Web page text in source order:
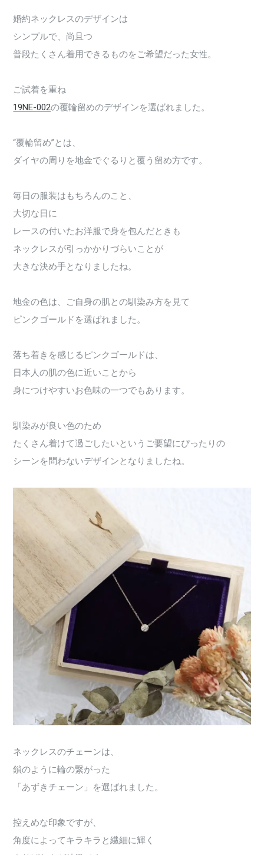
婚約ネックレスのデザインは
シンプルで、尚且つ
普段たくさん着用できるものをご希望だった女性。
ご試着を重ね
19NE-002の覆輪留めのデザインを選ばれました。
“覆輪留め”とは、
ダイヤの周りを地金でぐるりと覆う留め方です。
毎日の服装はもちろんのこと、
大切な日に
レースの付いたお洋服で身を包んだときも
ネックレスが引っかかりづらいことが
大きな決め手となりましたね。
地金の色は、ご自身の肌との馴染み方を見て
ピンクゴールドを選ばれました。
落ち着きを感じるピンクゴールドは、
日本人の肌の色に近いことから
身につけやすいお色味の一つでもあります。
馴染みが良い色のため
たくさん着けて過ごしたいというご要望にぴったりの
シーンを問わないデザインとなりましたね。
ネックレスのチェーンは、
鎖のように輪の繋がった
「あずきチェーン」を選ばれました。
控えめな印象ですが、
角度によってキラキラと繊細に輝く